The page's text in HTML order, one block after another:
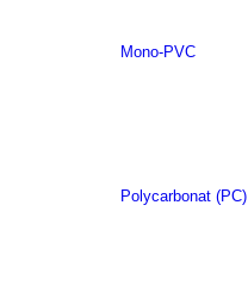
Mono-PVC
Polycarbonat (PC)